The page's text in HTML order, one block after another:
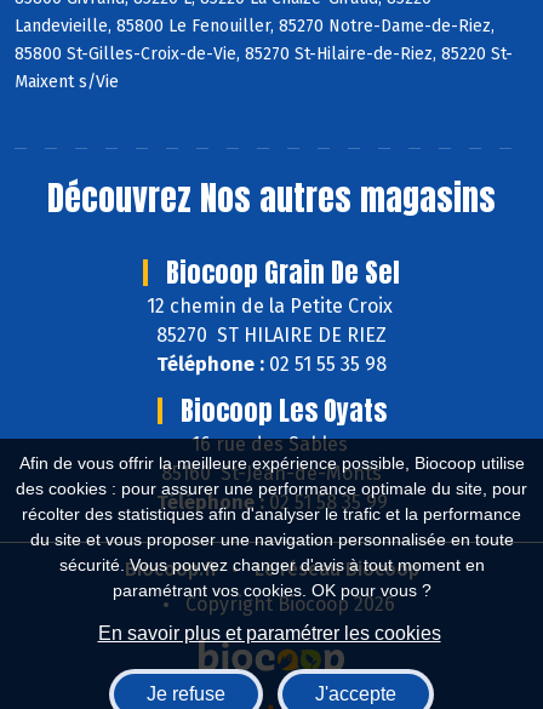
Afin de vous offrir la meilleure expérience possible, Biocoop utilise
des cookies : pour assurer une performance optimale du site, pour
récolter des statistiques afin d'analyser le trafic et la performance
du site et vous proposer une navigation personnalisée en toute
sécurité. Vous pouvez changer d'avis à tout moment en
paramétrant vos cookies. OK pour vous ?
En savoir plus et paramétrer les cookies
Je refuse J'accepte
Landevieille, 85800 Le Fenouiller, 85270 Notre-Dame-de-Riez,
85800 St-Gilles-Croix-de-Vie, 85270 St-Hilaire-de-Riez, 85220 St-
Maixent s/Vie
Découvrez Nos autres magasins
Biocoop Grain De Sel
12 chemin de la Petite Croix
85270 ST HILAIRE DE RIEZ
Téléphone : 02 51 55 35 98
Biocoop Les Oyats
16 rue des Sables
85160 St-Jean-de-Monts
Téléphone :02 51 58 35 99
Biocoop.fr
Le réseau Biocoop
Copyright Biocoop 2026